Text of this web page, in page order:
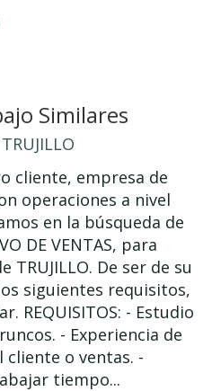
Similares
cliente, empresa de
operaciones a nivel
en la búsqueda de
DE VENTAS, para
De ser de su
siguientes requisitos,
REQUISITOS: - Estudio
- Experiencia de
cliente o ventas. -
tiempo...